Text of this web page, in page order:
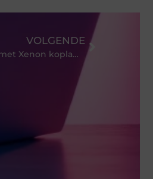
VOLGENDE
Een rustige en veilige rit met Xenon koplampen